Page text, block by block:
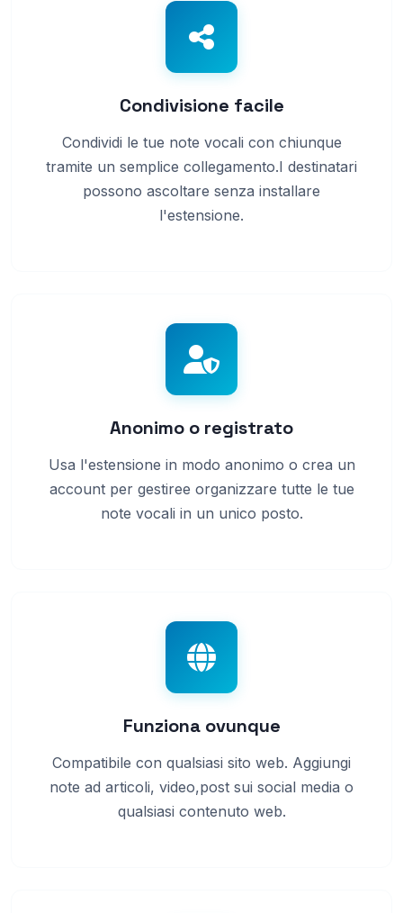
Condivisione facile
Condividi le tue note vocali con chiunque
tramite un semplice collegamento.I destinatari
possono ascoltare senza installare
l'estensione.
Anonimo o registrato
Usa l'estensione in modo anonimo o crea un
account per gestiree organizzare tutte le tue
note vocali in un unico posto.
Funziona ovunque
Compatibile con qualsiasi sito web. Aggiungi
note ad articoli, video,post sui social media o
qualsiasi contenuto web.